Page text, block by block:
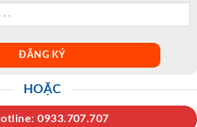
HOẶC
0933.707.707